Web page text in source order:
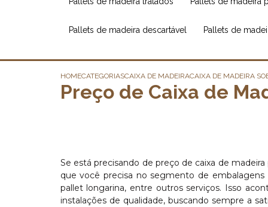
pallets de madeira descartável pallets de
HOMECATEGORIASCAIXA DE MADEIRACAIXA DE MADEIRA
Preço de Caixa de
Se está precisando de preço de caixa de
que você precisa no segmento de embalagens
pallet longarina, entre outros serviços. Isso
instalações de qualidade, buscando sempre a